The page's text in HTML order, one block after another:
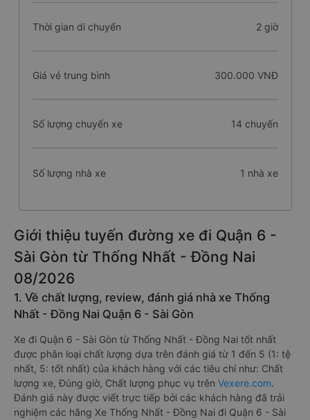
Thời gian di chuyển 2 giờ
Giá vé trung bình 300.000 VNĐ
Số lượng chuyến xe 14 chuyến
Số lượng nhà xe 1 nhà xe
Giới thiệu tuyến đường xe đi Quận 6 -
Sài Gòn từ Thống Nhất - Đồng Nai
08/2026
1. Về chất lượng, review, đánh giá nhà xe Thống
Nhất - Đồng Nai Quận 6 - Sài Gòn
Xe đi Quận 6 - Sài Gòn từ Thống Nhất - Đồng Nai tốt nhất
được phân loại chất lượng dựa trên đánh giá từ 1 đến 5 (1: tệ
nhất, 5: tốt nhất) của khách hàng với các tiêu chí như: Chất
lượng xe, Đúng giờ, Chất lượng phục vụ trên Vexere.com.
Đánh giá này được viết trực tiếp bởi các khách hàng đã trải
nghiệm các hãng Xe Thống Nhất - Đồng Nai đi Quận 6 - Sài